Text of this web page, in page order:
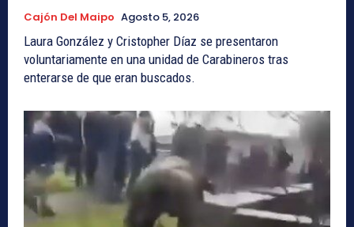
Cajón Del Maipo Agosto 5, 2026
Laura González y Cristopher Díaz se presentaron
voluntariamente en una unidad de Carabineros tras
enterarse de que eran buscados.